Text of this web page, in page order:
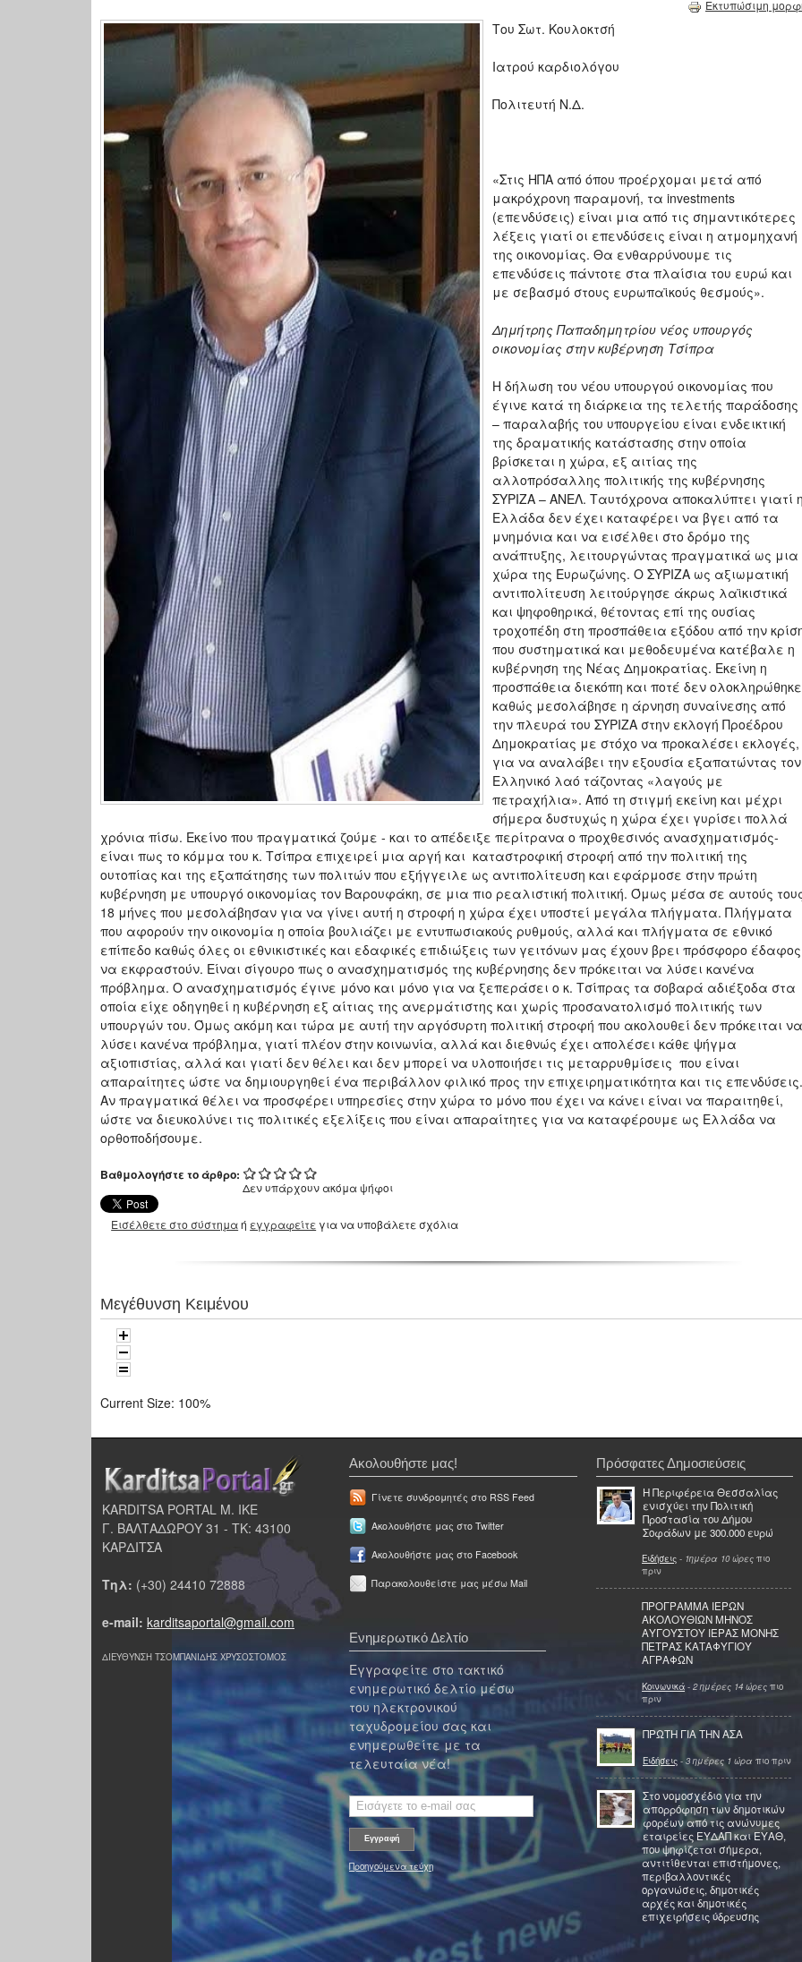
Εκτυπώσιμη
Του Σωτ. Κουλοκτσή
Ιατρού καρδιολόγου
Πολιτευτή Ν.Δ.
«Στις ΗΠΑ από όπου προέρχομαι μετά από
μακρόχρονη παραμονή, τα investments
(επενδύσεις) είναι μια από τις σημαντικότερες
λέξεις γιατί οι επενδύσεις είναι η ατμομηχανή
της οικονομίας. Θα ενθαρρύνουμε τις
επενδύσεις πάντοτε στα πλαίσια του ευρώ και
με σεβασμό στους ευρωπαϊκούς θεσμούς».
Δημήτρης Παπαδημητρίου νέος υπουργός
οικονομίας στην κυβέρνηση Τσίπρα
Η δήλωση του νέου υπουργού οικονομίας που
έγινε κατά τη διάρκεια της τελετής παράδοσης
– παραλαβής του υπουργείου είναι ενδεικτική
της δραματικής κατάστασης στην οποία
βρίσκεται η χώρα, εξ αιτίας της
αλλοπρόσαλλης πολιτικής της κυβέρνησης
ΣΥΡΙΖΑ – ΑΝΕΛ. Ταυτόχρονα αποκαλύπτει γιατί η
Ελλάδα δεν έχει καταφέρει να βγει από τα
μνημόνια και να εισέλθει στο δρόμο της
ανάπτυξης, λειτουργώντας πραγματικά ως μια
χώρα της Ευρωζώνης. Ο ΣΥΡΙΖΑ ως αξιωματική
αντιπολίτευση λειτούργησε άκρως λαϊκιστικά
και ψηφοθηρικά, θέτοντας επί της ουσίας
τροχοπέδη στη προσπάθεια εξόδου από την
που συστηματικά και μεθοδευμένα κατέβαλε η
κυβέρνηση της Νέας Δημοκρατίας. Εκείνη η
προσπάθεια διεκόπη και ποτέ δεν
καθώς μεσολάβησε η άρνηση συναίνεσης από
την πλευρά του ΣΥΡΙΖΑ στην εκλογή Προέδρου
Δημοκρατίας με στόχο να προκαλέσει εκλογές,
για να αναλάβει την εξουσία εξαπατώντας τον
Ελληνικό λαό τάζοντας «λαγούς με
πετραχήλια». Από τη στιγμή εκείνη και μέχρι
σήμερα δυστυχώς η χώρα έχει γυρίσει πολλά
χρόνια πίσω. Εκείνο που πραγματικά ζούμε - και το απέδειξε περίτρανα ο προχθεσινός ανασχηματισμός-
είναι πως το κόμμα του κ. Τσίπρα επιχειρεί μια αργή και καταστροφική στροφή από την πολιτική της
ουτοπίας και της εξαπάτησης των πολιτών που εξήγγειλε ως αντιπολίτευση και εφάρμοσε στην πρώτη
κυβέρνηση με υπουργό οικονομίας τον Βαρουφάκη, σε μια πιο ρεαλιστική πολιτική. Όμως μέσα σε αυτούς
18 μήνες που μεσολάβησαν για να γίνει αυτή η στροφή η χώρα έχει υποστεί μεγάλα πλήγματα. Πλήγματα
που αφορούν την οικονομία η οποία βουλιάζει με εντυπωσιακούς ρυθμούς, αλλά και πλήγματα σε εθνικό
επίπεδο καθώς όλες οι εθνικιστικές και εδαφικές επιδιώξεις των γειτόνων μας έχουν βρει πρόσφορο έδαφος
να εκφραστούν. Είναι σίγουρο πως ο ανασχηματισμός της κυβέρνησης δεν πρόκειται να λύσει κανένα
πρόβλημα. Ο ανασχηματισμός έγινε μόνο και μόνο για να ξεπεράσει ο κ. Τσίπρας τα σοβαρά αδιέξοδα στα
οποία είχε οδηγηθεί η κυβέρνηση εξ αίτιας της ανερμάτιστης και χωρίς προσανατολισμό πολιτικής των
υπουργών του. Όμως ακόμη και τώρα με αυτή την αργόσυρτη πολιτική στροφή που ακολουθεί δεν πρόκειται να
λύσει κανένα πρόβλημα, γιατί πλέον στην κοινωνία, αλλά και διεθνώς έχει απολέσει κάθε ψήγμα
αξιοπιστίας, αλλά και γιατί δεν θέλει και δεν μπορεί να υλοποιήσει τις μεταρρυθμίσεις που είναι
απαραίτητες ώστε να δημιουργηθεί ένα περιβάλλον φιλικό προς την επιχειρηματικότητα και τις επενδύσεις.
Αν πραγματικά θέλει να προσφέρει υπηρεσίες στην χώρα το μόνο που έχει να κάνει είναι να παραιτηθεί,
ώστε να διευκολύνει τις πολιτικές εξελίξεις που είναι απαραίτητες για να καταφέρουμε ως Ελλάδα να
ορθοποδήσουμε.
Βαθμολογήστε το άρθρο:
Δεν υπάρχουν ακόμα ψήφοι
Εισέλθετε στο σύστημαή εγγραφείτε για να υποβάλετε σχόλια
Μεγέθυνση Κειμένου
Current Size: 100%
KARDITSA PORTAL Μ. ΙΚΕ
Γ. ΒΑΛΤΑΔΩΡΟΥ 31 - ΤΚ: 43100
ΚΑΡΔΙΤΣΑ
Τηλ: (+30) 24410 72888
e-mail: karditsaportal@gmail.com
ΔΙΕΥΘΥΝΣΗ ΤΣΟΜΠΑΝΙΔΗΣ ΧΡΥΣΟΣΤΟΜΟΣ
Ακολουθήστε μας!
Γίνετε συνδρομητές στο RSS Feed
Ακολουθήστε μας στο Twitter
Ακολουθήστε μας στο Facebook
Παρακολουθείστε μας μέσω Mail
Ενημερωτικό Δελτίο
Εγγραφείτε στο τακτικό
ενημερωτικό δελτίο μέσω
του ηλεκτρονικού
ταχυδρομείου σας και
ενημερωθείτε με τα
τελευταία νέα!
Προηγούμενα τεύχη
Πρόσφατες Δημοσιεύσεις
Η Περιφέρεια Θεσσαλίας
ενισχύει την Πολιτική
Προστασία του Δήμου
Σοφάδων με 300.000 ευρώ
Ειδήσεις - 1ημέρα 10 ώρες πιο
πριν
ΠΡΟΓΡΑΜΜΑ ΙΕΡΩΝ
ΑΚΟΛΟΥΘΙΩΝ ΜΗΝΟΣ
ΑΥΓΟΥΣΤΟΥ ΙΕΡΑΣ ΜΟΝΗΣ
ΠΕΤΡΑΣ ΚΑΤΑΦΥΓΙΟΥ
ΑΓΡΑΦΩΝ
Κοινωνικά - 2 ημέρες 14 ώρες πιο
πριν
ΠΡΩΤΗ ΓΙΑ ΤΗΝ ΑΣΑ
Ειδήσεις - 3 ημέρες 1 ώρα πιο πριν
Στο νομοσχέδιο για την
απορρόφηση των δημοτικών
φορέων από τις ανώνυμες
εταιρείες ΕΥΔΑΠ και ΕΥΑΘ,
που ψηφίζεται σήμερα,
αντιτίθενται επιστήμονες,
περιβαλλοντικές
οργανώσεις, δημοτικές
αρχές και δημοτικές
επιχειρήσεις ύδρευσης